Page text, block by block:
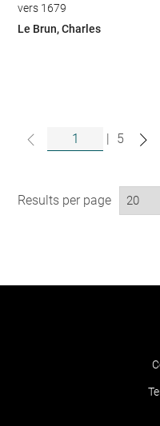
vers 1679
Le Brun, Charles
| 5
Results per page